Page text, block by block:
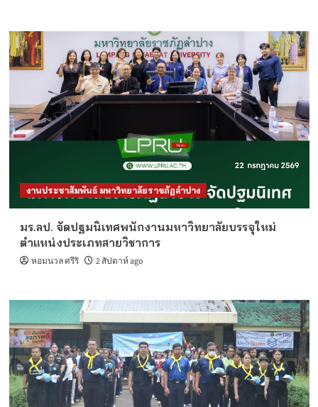
งานประชาสัมพันธ์ มหาวิทยาลัยราชภัฏลำปาง
มร.ลป. จัดปฐมนิเทศพนักงานมหาวิทยาลัยบรรจุใหม่
ตำแหน่งประเภทสายวิชาการ
หอมนวล ศรีริ 2 สัปดาห์ ago